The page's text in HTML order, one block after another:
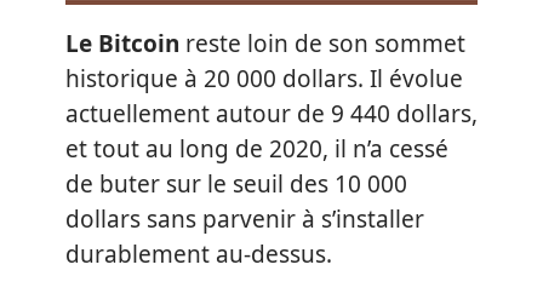
Le Bitcoin reste loin de son sommet
historique à 20 000 dollars. Il évolue
actuellement autour de 9 440 dollars,
et tout au long de 2020, il n’a cessé
de buter sur le seuil des 10 000
dollars sans parvenir à s’installer
durablement au-dessus.